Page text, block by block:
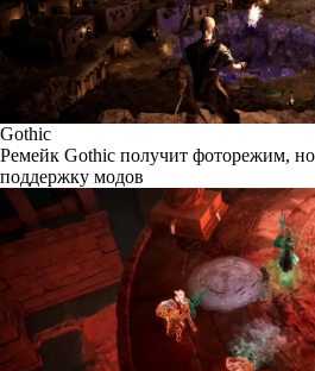
Gothic
Ремейк Gothic получит фоторежим,
поддержку модов